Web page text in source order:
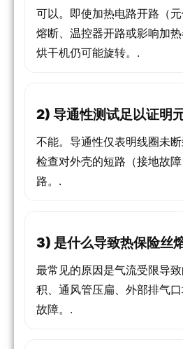
可以。即使加热电路开路（
熔断、温控器开路或影响加热
烘干机仍可能旋转。.
2) 导通性测试足以证明
不能。导通性仅表明线圈未
检查对外壳的短路（接地故
路。.
3) 是什么导致热保险丝
最常见的原因是气流受限导
积、通风管压扁、外部排气
故障。.